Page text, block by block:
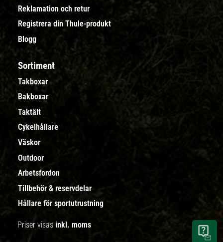
Reklamation och retur
Registrera din Thule-produkt
Blogg
Sortiment
Takboxar
Bakboxar
Taktält
Cykelhållare
Väskor
Outdoor
Arbetsfordon
Tillbehör & reservdelar
Hållare för sportutrustning
Priser visas inkl. moms